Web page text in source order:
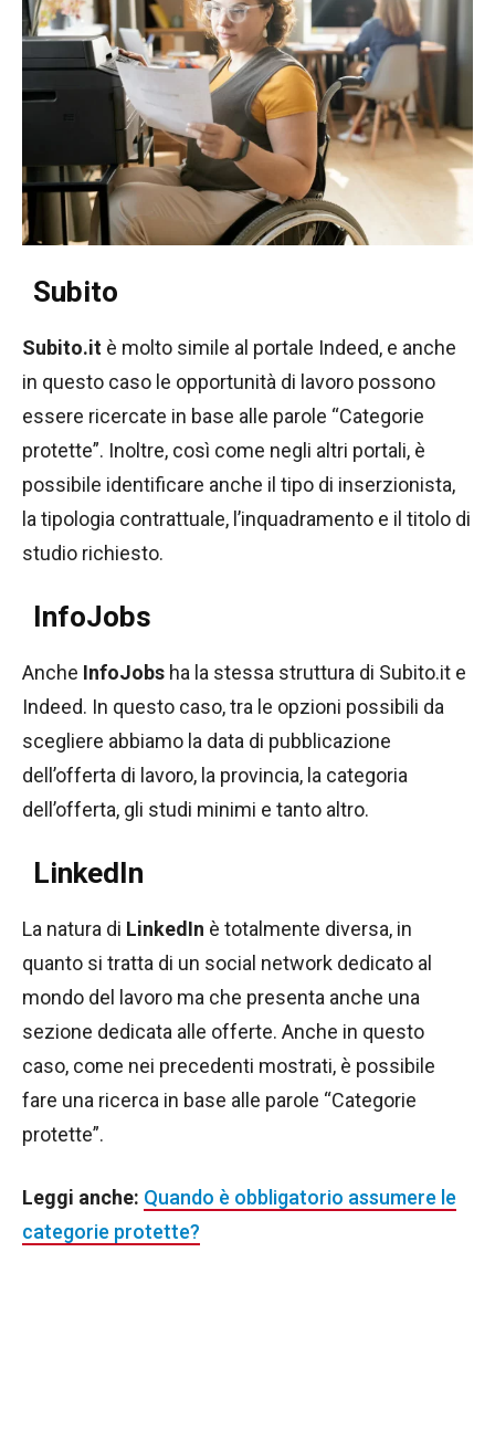
Subito
Subito.it è molto simile al portale Indeed, e anche
in questo caso le opportunità di lavoro possono
essere ricercate in base alle parole “Categorie
protette”. Inoltre, così come negli altri portali, è
possibile identificare anche il tipo di inserzionista,
la tipologia contrattuale, l’inquadramento e il titolo di
studio richiesto.
InfoJobs
Anche InfoJobs ha la stessa struttura di Subito.it e
Indeed. In questo caso, tra le opzioni possibili da
scegliere abbiamo la data di pubblicazione
dell’offerta di lavoro, la provincia, la categoria
dell’offerta, gli studi minimi e tanto altro.
LinkedIn
La natura di LinkedIn è totalmente diversa, in
quanto si tratta di un social network dedicato al
mondo del lavoro ma che presenta anche una
sezione dedicata alle offerte. Anche in questo
caso, come nei precedenti mostrati, è possibile
fare una ricerca in base alle parole “Categorie
protette”.
Leggi anche: Quando è obbligatorio assumere le
categorie protette?